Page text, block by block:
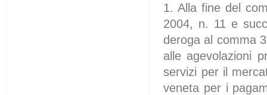
1. Alla fine del
2004, n. 11 e
deroga al comma
alle agevolazioni
servizi per il
veneta per i